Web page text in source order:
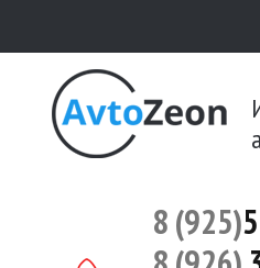
8 (925)